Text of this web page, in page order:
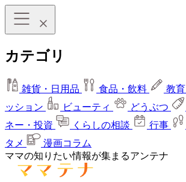
カテゴリ
雑貨・日用品 食品・飲料 教育
ッション
ビューティ どうぶつ
ネー・投資
くらしの相談 行事
タメ
漫画コラム
ママの知りたい情報が集まるアンテナ